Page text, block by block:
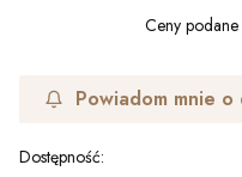
Ceny
Powiadom mnie o
Dostępność: